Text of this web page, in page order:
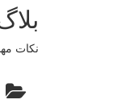
نکات